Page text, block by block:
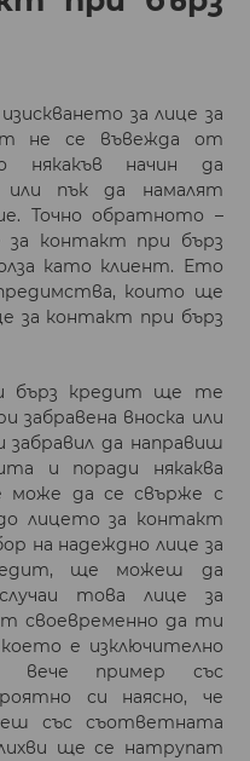
за лице за
не се въвежда от
начин да
пък да намалят
Точно обратното –
за контакт при бърз
като клиент. Ето
които ще
за контакт при бърз
бърз кредит ще те
забравена вноска или
забравил да направиш
и поради някаква
може да се свърже с
лицето за контакт
на надеждно лице за
ще можеш да
това лице за
своевременно да ти
е изключително
вече пример със
си наясно, че
със съответната
ще се натрупат